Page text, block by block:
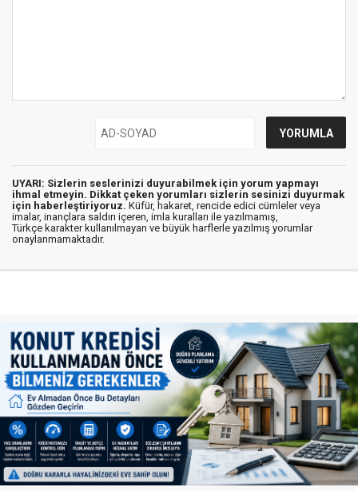
UYARI: Sizlerin seslerinizi duyurabilmek için yorum yapmayı
ihmal etmeyin. Dikkat çeken yorumları sizlerin sesinizi duyurmak
için haberleştiriyoruz. Küfür, hakaret, rencide edici cümleler veya
imalar, inançlara saldırı içeren, imla kuralları ile yazılmamış,
Türkçe karakter kullanılmayan ve büyük harflerle yazılmış yorumlar
onaylanmamaktadır.